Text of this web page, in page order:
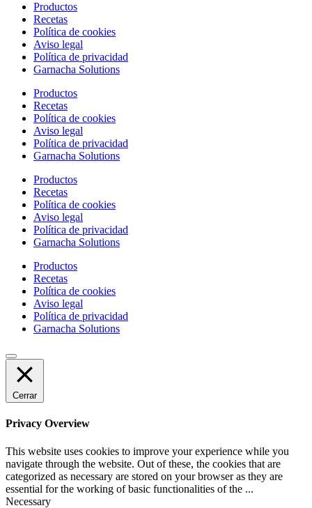
Productos
Recetas
Política de cookies
Aviso legal
Política de privacidad
Garnacha Solutions
Productos
Recetas
Política de cookies
Aviso legal
Política de privacidad
Garnacha Solutions
Productos
Recetas
Política de cookies
Aviso legal
Política de privacidad
Garnacha Solutions
Productos
Recetas
Política de cookies
Aviso legal
Política de privacidad
Garnacha Solutions
Cerrar
Privacy Overview
This website uses cookies to improve your experience while you
navigate through the website. Out of these, the cookies that are
categorized as necessary are stored on your browser as they are
essential for the working of basic functionalities of the ...
Necessary